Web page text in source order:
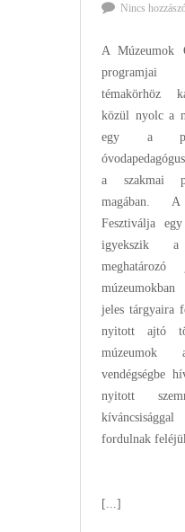
Nincs
A Múzeumok
programjai
témakörhöz
közül nyolc a
egy a
a szakmai
magában.
Fesztiválja
igyekszik
jeles tárgyaira
nyitott ajtó
vendégségbe
nyitott
fordulnak
[...]